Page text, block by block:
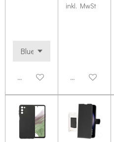
Deaktiviert
inkl. MwSt
Deaktiviert